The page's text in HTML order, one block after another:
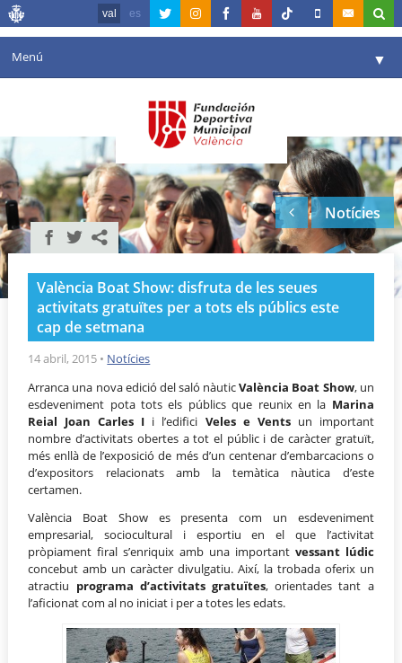
val es
Menú ▼
Agenda
Instal·lacions ▼
Comunicació ▼
València en esport
Portal de Transparència
Reserves
Notícies
València Boat Show: disfruta de les seues
activitats gratuïtes per a tots els públics este
cap de setmana
14 abril, 2015 • Notícies
Arranca una nova edició del saló nàuticValència Boat Show, un
esdeveniment pota tots els públics que reunix en la Marina
Reial Joan Carles I i l’edifici Veles e Ventsun important
nombre d’activitats obertes a tot el públic i de caràcter gratuït,
més enllà de l’exposició de més d’un centenar d’embarcacions o
d’expositors relacionats amb la temàtica nàutica d’este
certamen.
València Boat Show es presenta com un esdeveniment
empresarial, sociocultural i esportiu en el que l’activitat
pròpiament firal s’enriquix amb una important vessant lúdic
concebut amb un caràcter divulgatiu. Així, la trobada oferix un
atractiu programa d’activitats gratuïtes, orientades tant a
l’aficionat com al no iniciat i per a totes les edats.